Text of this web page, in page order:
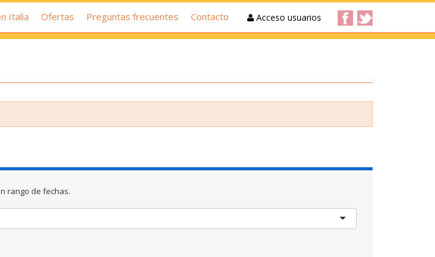
Acceso usuarios
Italia Ofertas Preguntas frecuentes Contacto
rango de fechas.